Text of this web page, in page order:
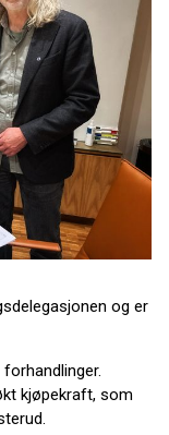
og er
kjøpekraft, som